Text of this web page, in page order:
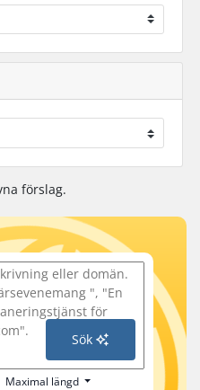
förslag.
Sök
Maximal längd